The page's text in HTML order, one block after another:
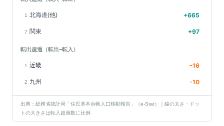
1 北海道(他) +665
2 関東 +97
転出超過（転出−転入）
1 近畿 -16
2 九州 -10
出典：総務省統計局「住民基本台帳人口移動報告」（e-Stat）｜線の太さ・ドッ
トの大きさは転入超過数に比例